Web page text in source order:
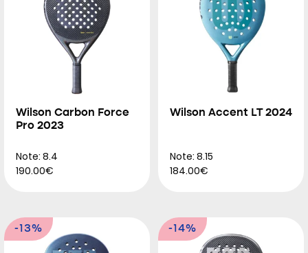
Wilson Carbon Force
Pro 2023
Note: 8.4
190.00€
Wilson Accent LT 2024
Note: 8.15
184.00€
-13% -14%